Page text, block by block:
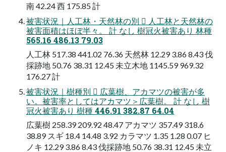
南 42.24 西 175.85 計
被害状況｜人工林・天然林の別  人工林と天然林の
被害面積はほぼ半々。 計 なし 樹冠火被害あり 林種
565.16 486.13 79.03
人工林 517.38 441.02 76.36 天然林 12.29 3.86 8.43 伐
採跡地 50.76 38.31 12.45 未立木地 1145.59 969.32
176.27 計
被害状況｜樹種別  広葉樹、アカマツの被害が多
い。被害率としてはアカマツ＞広葉樹。 計 なし 樹
冠火被害あり 樹種 446.91 382.87 64.04
広葉樹 258.39 209.92 48.47 アカマツ 357.49 318.6
38.89 スギ 18.4 14.48 3.92 カラマツ 1.35 1.28 0.07 ヒ
ノキ 12.29 3.86 8.43 伐採跡地 50.76 38.31 12.45 未立